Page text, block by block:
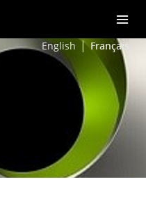
English Français